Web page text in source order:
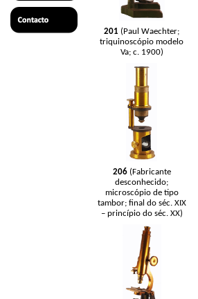
201 (Paul Waechter;
triquinoscópio modelo
Va; c. 1900)
206(Fabricante
desconhecido;
microscópio de tipo
tambor; final do séc. XIX
– princípio do séc. XX)